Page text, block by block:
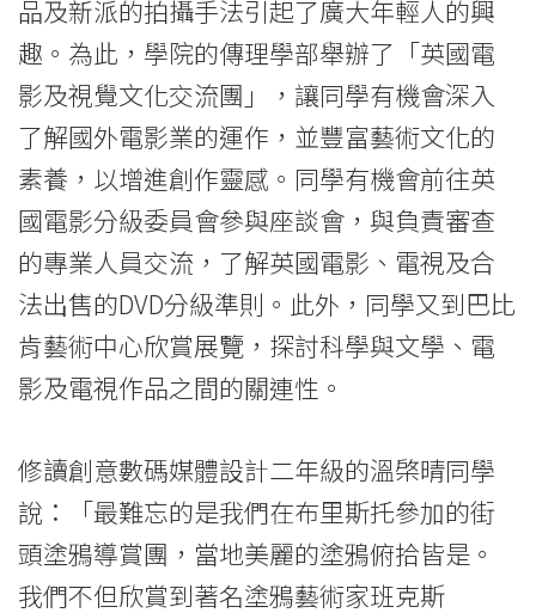
品及新派的拍攝手法引起了廣大年輕人的興
趣。為此，學院的傳理學部舉辦了「英國電
影及視覺文化交流團」，讓同學有機會深入
了解國外電影業的運作，並豐富藝術文化的
素養，以增進創作靈感。同學有機會前往英
國電影分級委員會參與座談會，與負責審查
的專業人員交流，了解英國電影、電視及合
法出售的DVD分級準則。此外，同學又到巴比
肯藝術中心欣賞展覽，探討科學與文學、電
影及電視作品之間的關連性。
修讀創意數碼媒體設計二年級的溫棨晴同學
說：「最難忘的是我們在布里斯托參加的街
頭塗鴉導賞團，當地美麗的塗鴉俯拾皆是。
我們不但欣賞到著名塗鴉藝術家班克斯